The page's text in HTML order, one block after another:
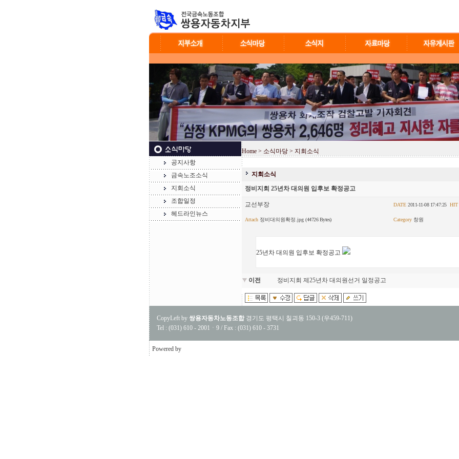
공지사항
금속노조소식
지회소식
조합일정
헤드라인뉴스
Home > 소식마당 > 지회소식
지회소식
정비지회 25년차 대의원 입후보 확정공고
교선부장 DATE 2011-11-08 17:47:25 HIT
Attach 정비대의원확정.jpg (44726 Bytes) Category 창원
25년차 대의원 입후보 확정공고
이전 정비지회 제25년차 대의원선거 일정공고
CopyLeft by 쌍용자동차노동조합 경기도 평택시 칠괴동 150-3 (우459-711)
Tel : (031) 610 - 2001ㆍ9 / Fax : (031) 610 - 3731
Powered by